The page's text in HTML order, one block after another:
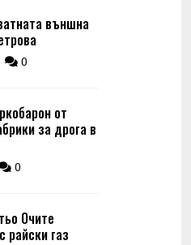
външна
0
от
за дрога в
0
Очите
райски газ